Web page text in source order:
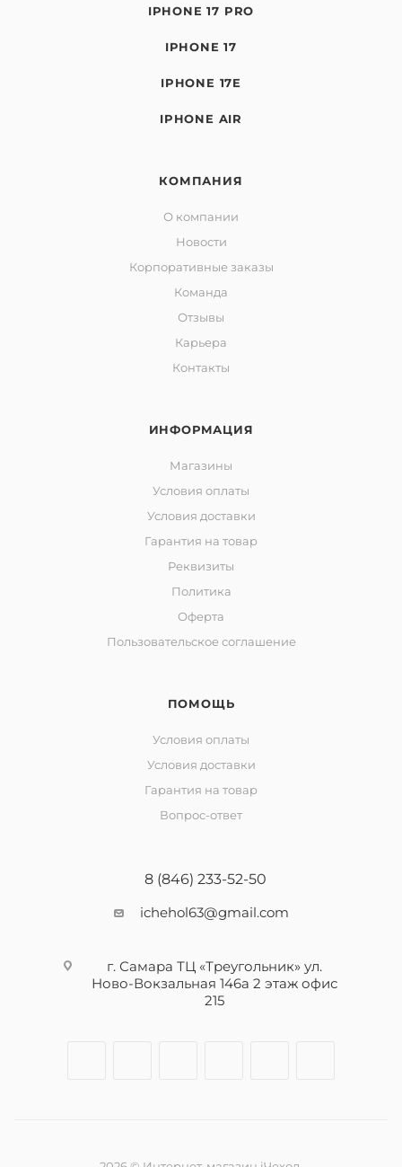
IPHONE 17 PRO
IPHONE 17
IPHONE 17E
IPHONE AIR
КОМПАНИЯ
О компании
Новости
Корпоративные заказы
Команда
Отзывы
Карьера
Контакты
ИНФОРМАЦИЯ
Магазины
Условия оплаты
Условия доставки
Гарантия на товар
Реквизиты
Политика
Оферта
Пользовательское соглашение
ПОМОЩЬ
Условия оплаты
Условия доставки
Гарантия на товар
Вопрос-ответ
8 (846) 233-52-50
ichehol63@gmail.com
г. Самара ТЦ «Треугольник» ул.
Ново-Вокзальная 146а 2 этаж офис
215